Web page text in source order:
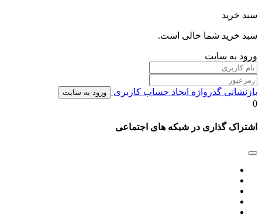
سبد خرید
سبد خرید شما خالی است.
ورود به سایت
بازنشانی گذرواژه ایجاد حساب کاربری ورود به سایت
0
اشتراک گذاری در شبکه های اجتماعی